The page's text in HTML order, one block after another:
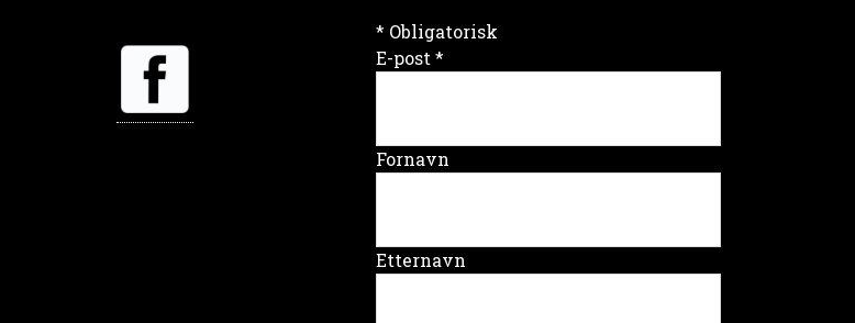
* Obligatorisk
E-post *
Fornavn
Etternavn